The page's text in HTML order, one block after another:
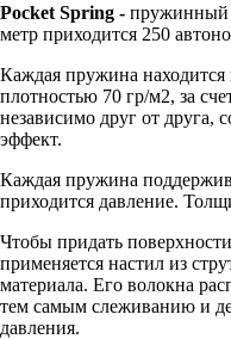
Pocket Spring - пружинный
метр приходится 250
Каждая пружина находится
плотностью 70 гр/м2, за
независимо друг от друга,
эффект.
Каждая пружина
приходится давление.
Чтобы придать
применяется настил из
материала. Его волокна
тем самым слеживанию и
давления.